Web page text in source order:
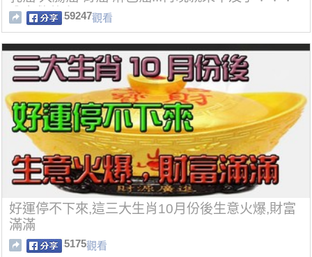
分享救萬人！！！
59247觀看
好運停不下來,這三大生肖10月份後生意火爆,財富
滿滿
5175觀看